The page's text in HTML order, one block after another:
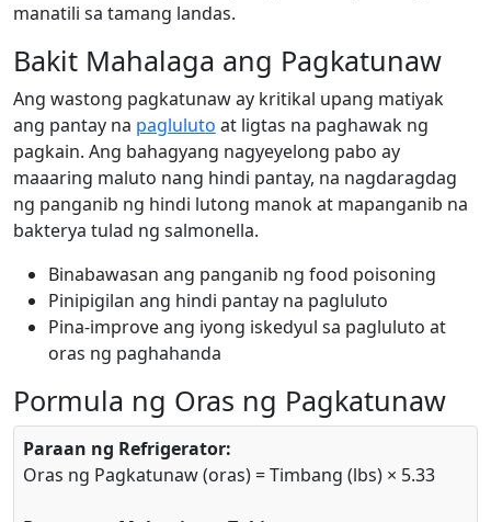
manatili sa tamang landas.
Bakit Mahalaga ang Pagkatunaw
Ang wastong pagkatunaw ay kritikal upang matiyak
ang pantay na pagluluto at ligtas na paghawak ng
pagkain. Ang bahagyang nagyeyelong pabo ay
maaaring maluto nang hindi pantay, na nagdaragdag
ng panganib ng hindi lutong manok at mapanganib na
bakterya tulad ng salmonella.
Binabawasan ang panganib ng food poisoning
Pinipigilan ang hindi pantay na pagluluto
Pina-improve ang iyong iskedyul sa pagluluto at
oras ng paghahanda
Pormula ng Oras ng Pagkatunaw
Paraan ng Refrigerator:
Oras ng Pagkatunaw (oras) = Timbang (lbs) × 5.33